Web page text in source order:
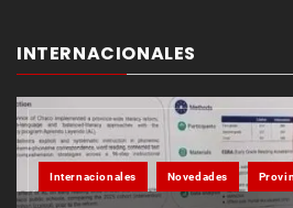
INTERNACIONALES
Internacionales Novedades